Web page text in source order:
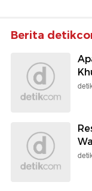
Berita